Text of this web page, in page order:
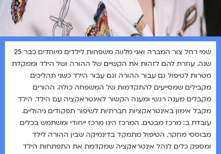
שמי רחל צור המברה ואני מלווה משפחות לילדים מיוחדים כבר 25
שנה. עוזרת להם לזהות את הקשיים של ההורה ושל הילד וממקדת
מטרות לטיפול גם עבור ההורה וגם עבור הילד כשני תהליכים
מקבילים שמסייעים להתקדמות של המשפחה כולה. ההורים
מקבלים מענה רגשי ומענה הקשור לאינטראקציה עם הילד. הילד
מקבל אימון באינטראקציות חברתיות לשיפור תפקודים ניהוליים.
עובדת ב: מרכז מבטים. המרכז הינו מרכז ייחודי ומשתמש בכלים
מבוססי מחקר. הטיפול מתמקד בדינמיקה שבין ההורה לילד
ומספק כלים לנהל אינטראקציה שמקדמת את התפתחות הילד